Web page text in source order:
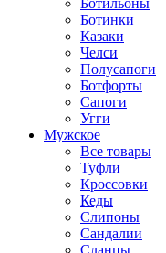
Ботильоны
Ботинки
Казаки
Челси
Полусапоги
Ботфорты
Сапоги
Угги
Мужское
Все товары
Туфли
Кроссовки
Кеды
Слипоны
Сандалии